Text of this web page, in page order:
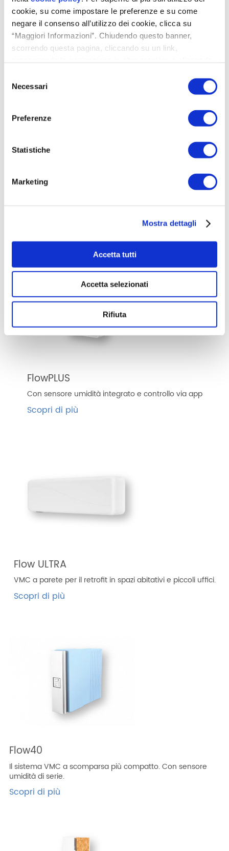
cookie, su come impostare le preferenze e su come
negare il consenso all’utilizzo dei cookie, clicca su
“Maggiori Informazioni”. Chiudendo questo banner,
scorrendo questa pagina, cliccando su un link,
delNecessari
Preferenze
Statistiche
Marketing
Mostra dettagli
Accetta tutti
Accetta selezionati
Rifiuta
Aerazione contro la muffa: le
soluzioni VMC puntuali Helty
FlowEASY
funzionale.
FlowPLUS
Con sensore umidità integrato e controllo via app
Scopri di più
Flow ULTRA
VMC a parete per il retrofit in spazi abitativi e piccoli uffici.
Scopri di più
Flow40
Il sistema VMC a scomparsa più compatto. Con sensore
umidità di serie.
Scopri di più